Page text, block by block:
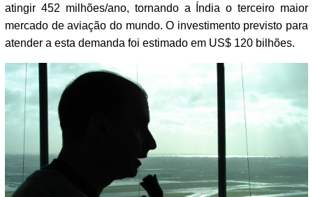
atingir 452 milhões/ano, tornando a Índia o terceiro maior
mercado de aviação do mundo. O investimento previsto para
atender a esta demanda foi estimado em US$ 120 bilhões.